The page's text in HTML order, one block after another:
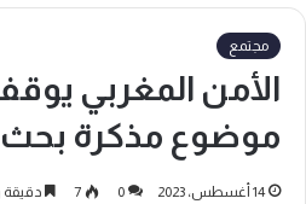
مجتمع
الأمن المغربي يوقف
موضوع مذكرة بحث
14 أغسطس، 2023 0
7 دقيقة